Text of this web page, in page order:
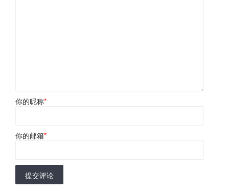
你的昵称*
你的邮箱*
提交评论